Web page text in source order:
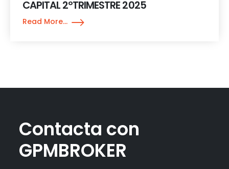
CAPITAL 2ºTRIMESTRE 2025
Read More...
Contacta con
GPMBROKER